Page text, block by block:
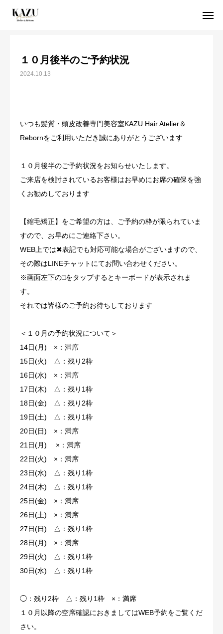
お知らせ
１０月後半のご予約状況
2024.10.13
いつも髪質・頭皮改善専門美容室KAZU Hair Atelier＆
Rebornをご利用いただき誠にありがとうございます
１０月後半のご予約状況をお知らせいたします。
ご来店を検討されているお客様はお早めにお席の確保を強
くお勧めしております
【縮毛矯正】をご希望の方は、ご予約の枠が限られていま
すので、お早めにご連絡下さい。
WEB上では✖︎表記でも対応可能な場合がございますので、
その際はLINEチャットにてお問い合わせください。
※画面左下の⬜︎をタップするとキーボードが表示されま
す。
それでは皆様のご予約お待ちしております
＜１０月の予約状況について＞
14日(月) ×：満席
15日(火) △：残り2枠
16日(水) ×：満席
17日(木) △：残り1枠
18日(金) △：残り2枠
19日(土) △：残り1枠
20日(日) ×：満席
21日(月) ×：満席
22日(火) ×：満席
23日(水) △：残り1枠
24日(木) △：残り1枠
25日(金) ×：満席
26日(土) ×：満席
27日(日) △：残り1枠
28日(月) ×：満席
29日(火) △：残り1枠
30日(水) △：残り1枠
◯：残り2枠 △：残り1枠 ×：満席
１０月以降の空席確認におきましてはWEB予約をご覧くだ
さい。
初めての方
当店が選ばれる５つの理由
期間限定クーポン
取扱商品
空席確認 / 24時間WEB予約
お知らせ
髪質・頭皮改善コラム
体質改善コラム